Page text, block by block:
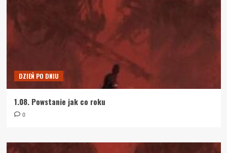
DZIEŃ PO DNIU
1.08. Powstanie jak co roku
0